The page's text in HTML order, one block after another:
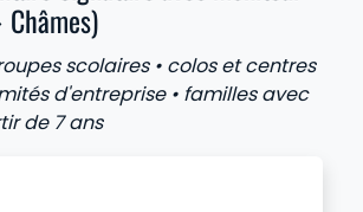
scolaires • colos et centres
d'entreprise • familles avec
de 7 ans